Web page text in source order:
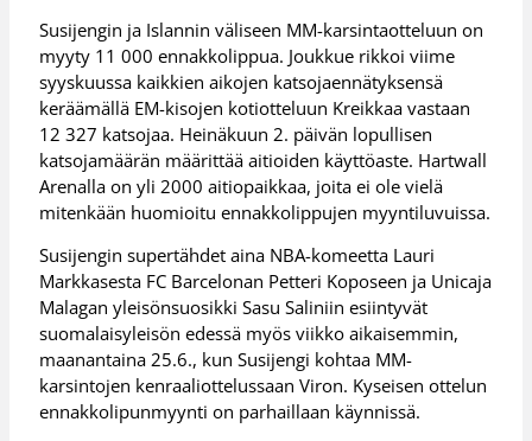
Susijengin ja Islannin väliseen MM-karsintaotteluun on
myyty 11 000 ennakkolippua. Joukkue rikkoi viime
syyskuussa kaikkien aikojen katsojaennätyksensä
keräämällä EM-kisojen kotiotteluun Kreikkaa vastaan
12 327 katsojaa. Heinäkuun 2. päivän lopullisen
katsojamäärän määrittää aitioiden käyttöaste. Hartwall
Arenalla on yli 2000 aitiopaikkaa, joita ei ole vielä
mitenkään huomioitu ennakkolippujen myyntiluvuissa.
Susijengin supertähdet aina NBA-komeetta Lauri
Markkasesta FC Barcelonan Petteri Koposeen ja Unicaja
Malagan yleisönsuosikki Sasu Saliniin esiintyvät
suomalaisyleisön edessä myös viikko aikaisemmin,
maanantaina 25.6., kun Susijengi kohtaa MM-
karsintojen kenraaliottelussaan Viron. Kyseisen ottelun
ennakkolipunmyynti on parhaillaan käynnissä.